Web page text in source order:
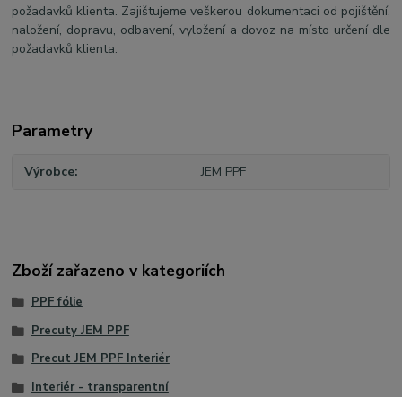
požadavků klienta. Zajištujeme veškerou dokumentaci od pojištění,
naložení, dopravu, odbavení, vyložení a dovoz na místo určení dle
požadavků klienta.
Parametry
Výrobce JEM PPF
Zboží zařazeno v kategoriích
PPF fólie
Precuty JEM PPF
Precut JEM PPF Interiér
Interiér - transparentní